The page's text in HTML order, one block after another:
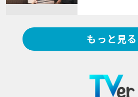
もっと見る